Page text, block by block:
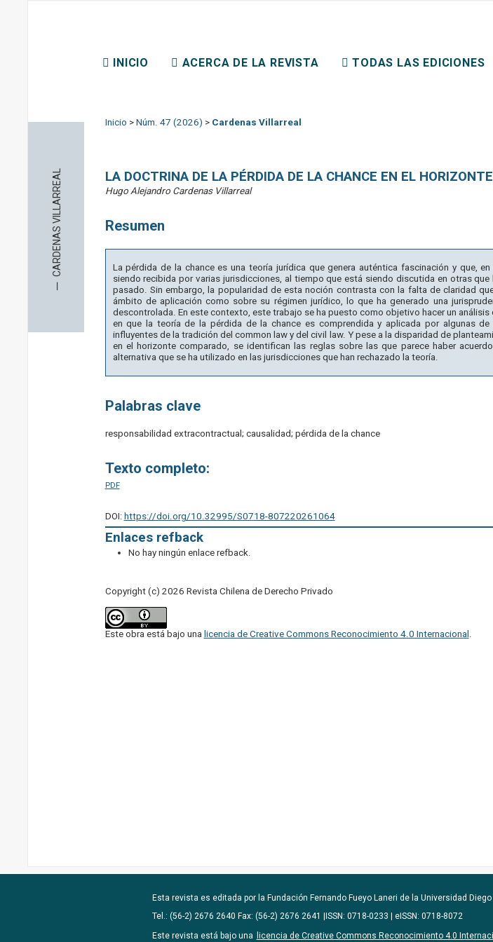
INICIO ACERCA DE LA REVISTA TODAS LAS EDICIONES
─
CARDENAS VILLARREAL
Inicio > Núm. 47 (2026) > Cardenas Villarreal
LA DOCTRINA DE LA PÉRDIDA DE LA CHANCE EN EL
Hugo Alejandro Cardenas Villarreal
Resumen
La pérdida de la chance es una teoría jurídica que genera auténtica fascinación y que,
siendo recibida por varias jurisdicciones, al tiempo que está siendo discutida en otras que
pasado. Sin embargo, la popularidad de esta noción contrasta con la falta de claridad
ámbito de aplicación como sobre su régimen jurídico, lo que ha generado una
descontrolada. En este contexto, este trabajo se ha puesto como objetivo hacer un análisis
en que la teoría de la pérdida de la chance es comprendida y aplicada por algunas de
influyentes de la tradición del common law y del civil law. Y pese a la disparidad de
en el horizonte comparado, se identifican las reglas sobre las que parece haber
alternativa que se ha utilizado en las jurisdicciones que han rechazado la teoría.
Palabras clave
responsabilidad extracontractual; causalidad; pérdida de la chance
Texto completo:
PDF
DOI: https://doi.org/10.32995/S0718-807220261064
Enlaces refback
No hay ningún enlace refback.
Copyright (c) 2026 Revista Chilena de Derecho Privado
Este obra está bajo una licencia de Creative Commons Reconocimiento 4.0 Internacional .
Esta revista es editada por la Fundación Fernando Fueyo Laneri de la Universidad Diego
Tel.: (56-2) 2676 2640 Fax: (56-2) 2676 2641 |ISSN: 0718-0233 | eISSN: 0718-8072
Este revista está bajo una
licencia de Creative Commons Reconocimiento 4.0